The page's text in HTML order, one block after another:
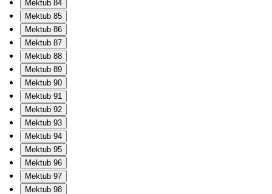
Mektub 84
Mektub 85
Mektub 86
Mektub 87
Mektub 88
Mektub 89
Mektub 90
Mektub 91
Mektub 92
Mektub 93
Mektub 94
Mektub 95
Mektub 96
Mektub 97
Mektub 98